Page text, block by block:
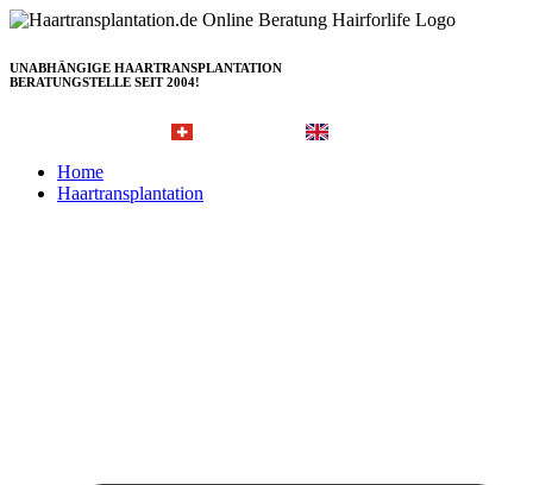
Zum
springen
UNABHÄNGIGE HAARTRANSPLANTATION
BERATUNGSTELLE SEIT 2004!
Home
Haartransplantation